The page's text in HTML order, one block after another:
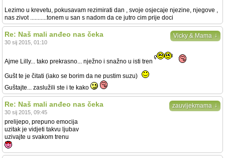
Lezimo u krevetu, pokusavam rezimirati dan , svoje osjecaje njezine, njegove ,
nas zivot ...........tonem u san s nadom da ce jutro cim prije doci
Vicky & Mama ↓
Re: Naš mali anđeo nas čeka
30 sij 2015, 01:10
Ajme Lilly... tako prekrasno... nježno i snažno u isti tren
Gušt te je čitati (iako se borim da ne pustim suzu)
Guštajte... zaslužili ste i te kako
zauvijekmama ↓
Re: Naš mali anđeo nas čeka
30 sij 2015, 09:45
prelijepo, prepuno emocija
uzitak je vidjeti takvu ljubav
uzivajte u svakom trenu